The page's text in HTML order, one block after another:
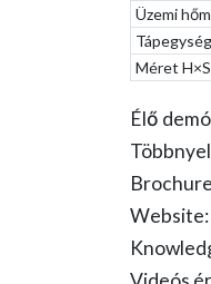
Üzemi
Tápegység
Méret
Élő
Website: